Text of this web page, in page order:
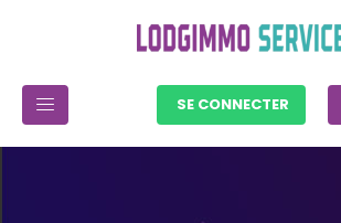
SE CONNECTER